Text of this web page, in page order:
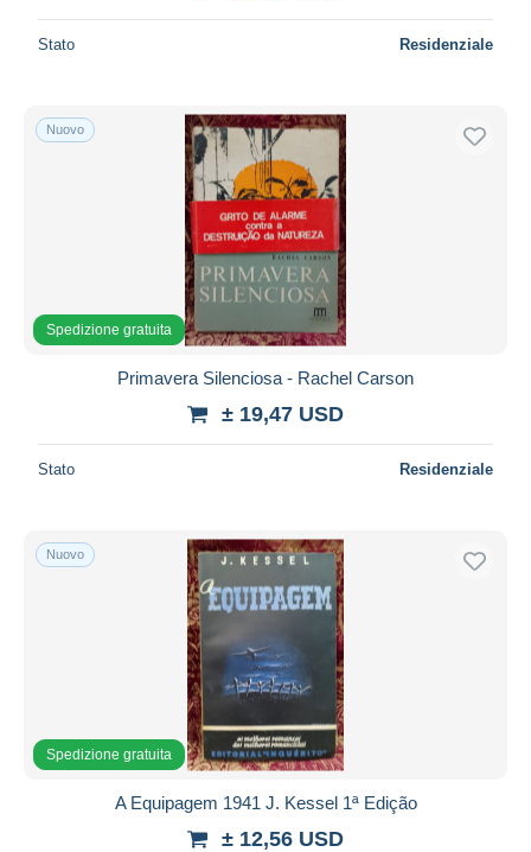
Stato Residenziale
Nuovo
Spedizione gratuita
Primavera Silenciosa - Rachel Carson
± 19,47 USD
Stato Residenziale
Nuovo
Spedizione gratuita
A Equipagem 1941 J. Kessel 1ª Edição
± 12,56 USD